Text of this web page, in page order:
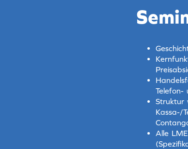
Telefon-
Struktur
Kassa-/
Alle